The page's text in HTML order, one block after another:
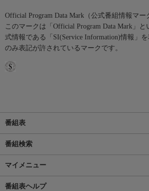
Official Program Data Mark（公式番組情報マー
このマークは「Official Program Data Mark」
式情報である「SI(Service Information)情報」
のみ表記が許されているマークです。
番組表
番組検索
マイメニュー
番組表ヘルプ